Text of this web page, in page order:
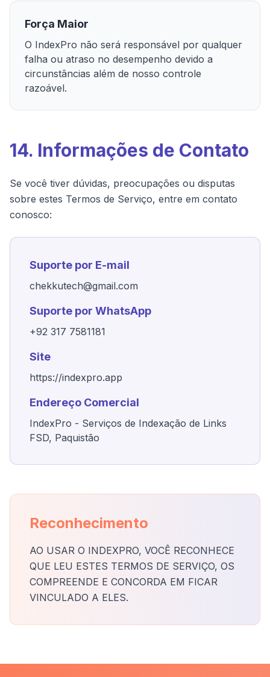
Força Maior
O IndexPro não será responsável por qualquer
falha ou atraso no desempenho devido a
circunstâncias além de nosso controle
razoável.
14. Informações de Contato
Se você tiver dúvidas, preocupações ou disputas
sobre estes Termos de Serviço, entre em contato
conosco:
Suporte por E-mail
chekkutech@gmail.com
Suporte por WhatsApp
+92 317 7581181
Site
https://indexpro.app
Endereço Comercial
IndexPro - Serviços de Indexação de Links
FSD, Paquistão
Reconhecimento
AO USAR O INDEXPRO, VOCÊ RECONHECE
QUE LEU ESTES TERMOS DE SERVIÇO, OS
COMPREENDE E CONCORDA EM FICAR
VINCULADO A ELES.